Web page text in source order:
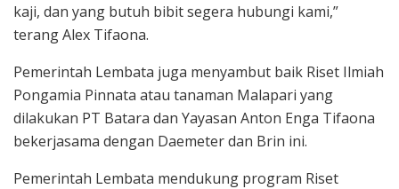
kaji, dan yang butuh bibit segera hubungi kami,”
terang Alex Tifaona.
Pemerintah Lembata juga menyambut baik Riset Ilmiah
Pongamia Pinnata atau tanaman Malapari yang
dilakukan PT Batara dan Yayasan Anton Enga Tifaona
bekerjasama dengan Daemeter dan Brin ini.
Pemerintah Lembata mendukung program Riset